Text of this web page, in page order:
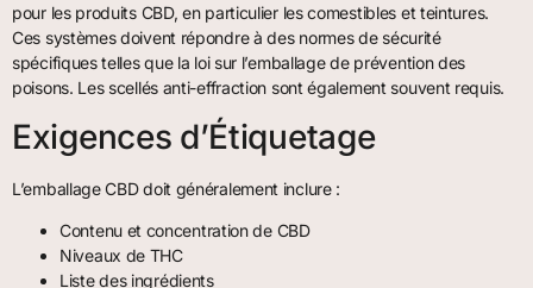
pour les produits CBD, en particulier les comestibles et teintures.
Ces systèmes doivent répondre à des normes de sécurité
spécifiques telles que la loi sur l’emballage de prévention des
poisons. Les scellés anti-effraction sont également souvent requis.
Exigences d’Étiquetage
L’emballage CBD doit généralement inclure :
Contenu et concentration de CBD
Niveaux de THC
Liste des ingrédients